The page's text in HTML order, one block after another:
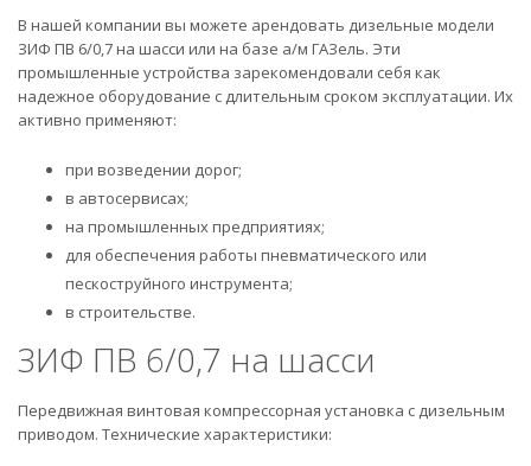
В нашей компании вы можете арендовать дизельные модели
ЗИФ ПВ 6/0,7 на шасси или на базе а/м ГАЗель. Эти
промышленные устройства зарекомендовали себя как
надежное оборудование с длительным сроком эксплуатации. Их
активно применяют:
при возведении дорог;
в автосервисах;
на промышленных предприятиях;
для обеспечения работы пневматического или
пескоструйного инструмента;
в строительстве.
ЗИФ ПВ 6/0,7 на шасси
Передвижная винтовая компрессорная установка с дизельным
приводом. Технические характеристики: